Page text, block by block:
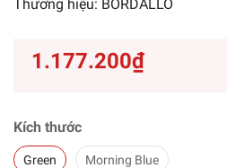
Thương hiệu: BORDALLO
1.177.200₫
Kích thước
Green Morning Blue